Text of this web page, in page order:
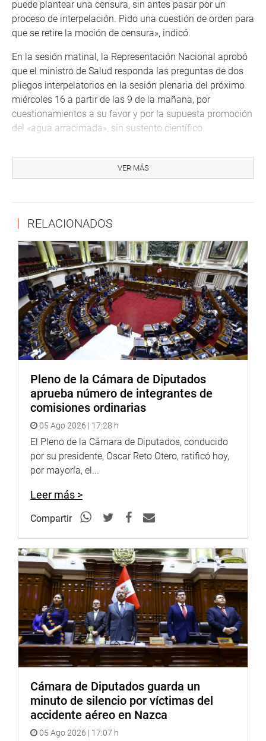
puede plantear una censura, sin antes pasar por un
proceso de interpelación. Pido una cuestión de orden para
que se retire la moción de censura», indicó.
En la sesión matinal, la Representación Nacional aprobó
que el ministro de Salud responda las preguntas de dos
pliegos interpelatorios en la sesión plenaria del próximo
miércoles 16 a partir de las 9 de la mañana, por
cuestionamientos a su favor y por la supuesta promoción
del «agua arracimada», sin sustento científico.
VER MÁS
RELACIONADOS
Pleno de la Cámara de Diputados
aprueba número de integrantes de
comisiones ordinarias
05 Ago 2026 | 17:28 h
El Pleno de la Cámara de Diputados, conducido
por su presidente, Oscar Reto Otero, ratificó hoy,
por mayoría, el...
Leer más >
Compartir
Cámara de Diputados guarda un
minuto de silencio por víctimas del
accidente aéreo en Nazca
05 Ago 2026 | 17:07 h